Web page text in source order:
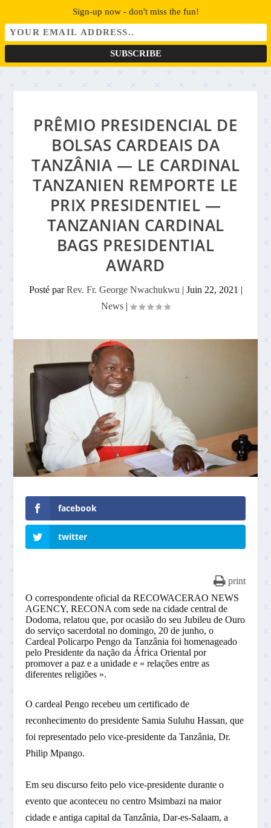
PRÊMIO PRESIDENCIAL DE
BOLSAS CARDEAIS DA
TANZÂNIA — LE CARDINAL
TANZANIEN REMPORTE LE
PRIX PRESIDENTIEL —
TANZANIAN CARDINAL
BAGS PRESIDENTIAL
AWARD
Posté parRev. Fr. George Nwachukwu | Juin 22, 2021 |
News |
facebook
twitter
print
O correspondente oficial da RECOWACERAO NEWS
AGENCY, RECONA com sede na cidade central de
Dodoma, relatou que, por ocasião do seu Jubileu de Ouro
do serviço sacerdotal no domingo, 20 de junho, o
Cardeal Policarpo Pengo da Tanzânia foi homenageado
pelo Presidente da nação da África Oriental por
promover a paz e a unidade e « relações entre as
diferentes religiões ».
O cardeal Pengo recebeu um certificado de
reconhecimento do presidente Samia Suluhu Hassan, que
foi representado pelo vice-presidente da Tanzânia, Dr.
Philip Mpango.
Em seu discurso feito pelo vice-presidente durante o
evento que aconteceu no centro Msimbazi na maior
cidade e antiga capital da Tanzânia, Dar-es-Salaam, a
Sign-up now - don't miss the fun!